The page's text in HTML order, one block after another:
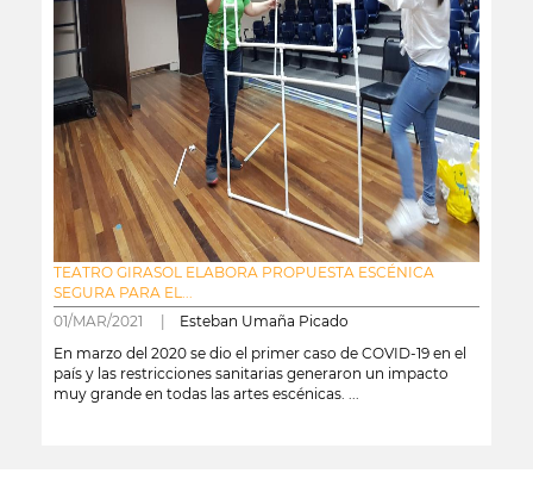
TEATRO GIRASOL ELABORA PROPUESTA ESCÉNICA
SEGURA PARA EL...
01/MAR/2021 | Esteban Umaña Picado
En marzo del 2020 se dio el primer caso de COVID-19 en el
país y las restricciones sanitarias generaron un impacto
muy grande en todas las artes escénicas. ...